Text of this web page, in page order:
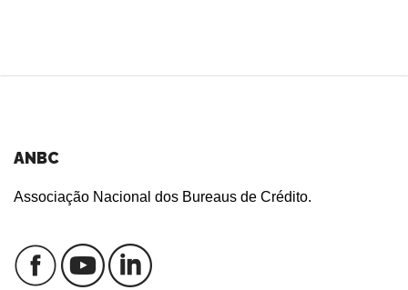
ANBC
Associação Nacional dos Bureaus de Crédito.